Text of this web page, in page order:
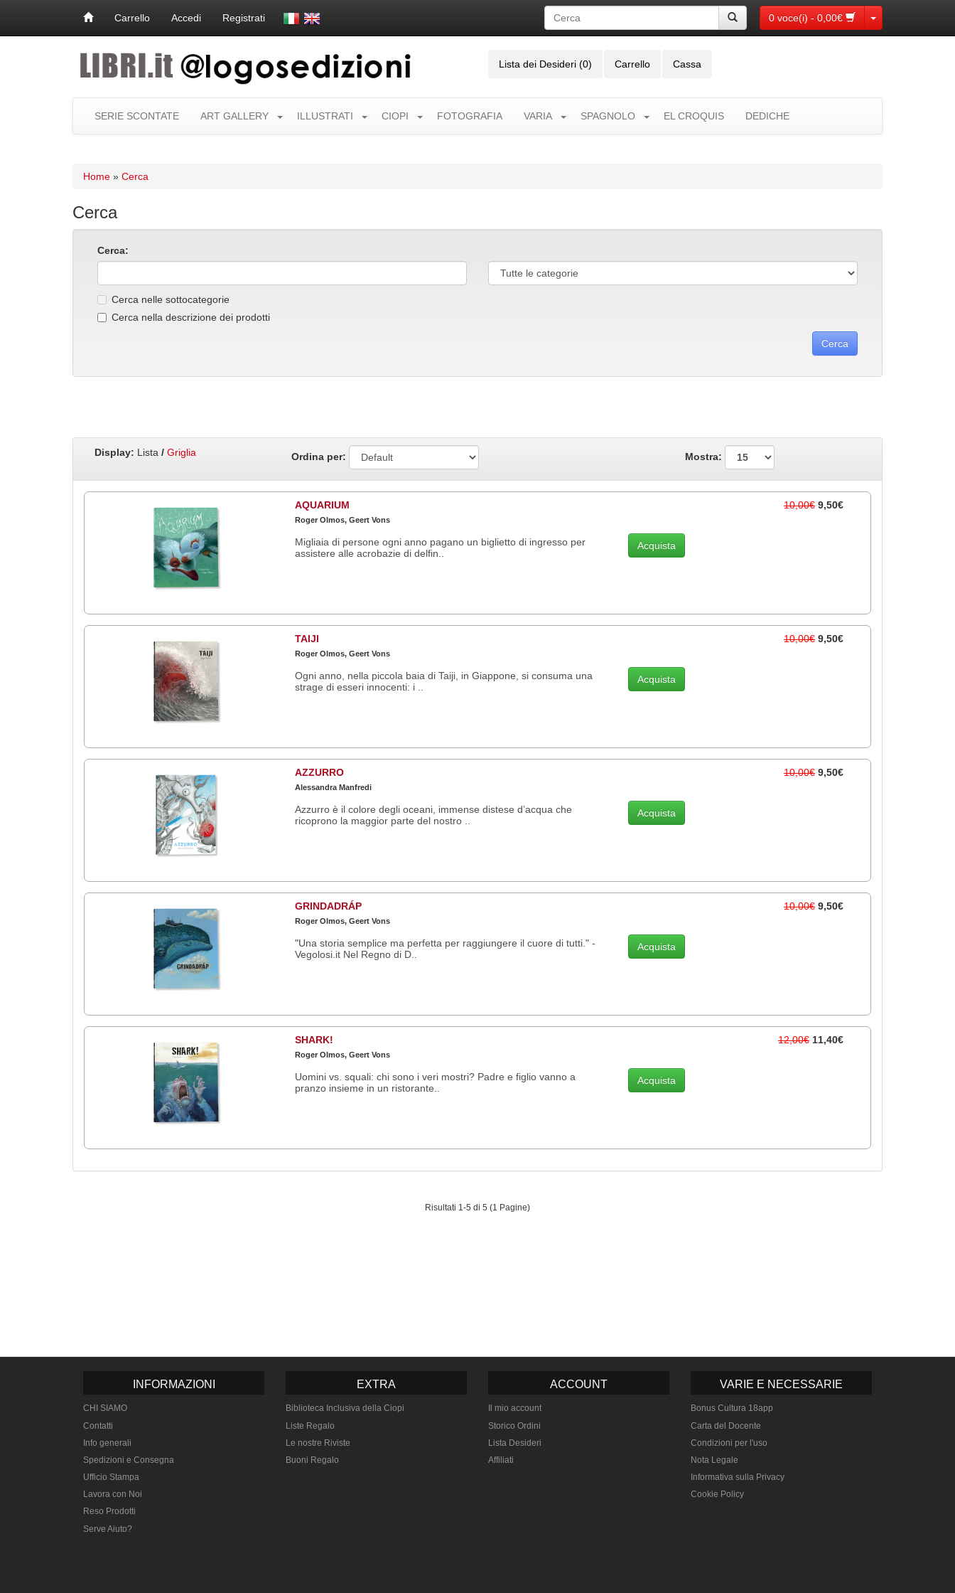
0 voce(i) - 0,00€ Toggle Dropdown
Carrello Accedi Registrati
Lista dei Desideri (0) Carrello Cassa
SERIE SCONTATE ART GALLERY ILLUSTRATI CIOPI FOTOGRAFIA VARIA SPAGNOLO EL CROQUIS DEDICHE
Home » Cerca
Cerca
Cerca:
Cerca nelle sottocategorie
Cerca nella descrizione dei prodotti
Display: Lista / Griglia Ordina per: Mostra:
AQUARIUM
Roger Olmos, Geert Vons
Migliaia di persone ogni anno pagano un biglietto di ingresso per
assistere alle acrobazie di delfin..
10,00€ 9,50€
Acquista
TAIJI
Roger Olmos, Geert Vons
Ogni anno, nella piccola baia di Taiji, in Giappone, si consuma una
strage di esseri innocenti: i ..
10,00€ 9,50€
Acquista
AZZURRO
Alessandra Manfredi
Azzurro è il colore degli oceani, immense distese d’acqua che
ricoprono la maggior parte del nostro ..
10,00€ 9,50€
Acquista
GRINDADRÁP
Roger Olmos, Geert Vons
"Una storia semplice ma perfetta per raggiungere il cuore di tutti." -
Vegolosi.it Nel Regno di D..
10,00€ 9,50€
Acquista
SHARK!
Roger Olmos, Geert Vons
Uomini vs. squali: chi sono i veri mostri? Padre e figlio vanno a
pranzo insieme in un ristorante..
12,00€ 11,40€
Acquista
Risultati 1-5 di 5 (1 Pagine)
INFORMAZIONI
CHI SIAMO
Contatti
Info generali
Spedizioni e Consegna
Ufficio Stampa
Lavora con Noi
Reso Prodotti
Serve Aiuto?
EXTRA
Biblioteca Inclusiva della Ciopi
Liste Regalo
Le nostre Riviste
Buoni Regalo
ACCOUNT
Il mio account
Storico Ordini
Lista Desideri
Affiliati
VARIE E NECESSARIE
Bonus Cultura 18app
Carta del Docente
Condizioni per l'uso
Nota Legale
Informativa sulla Privacy
Cookie Policy